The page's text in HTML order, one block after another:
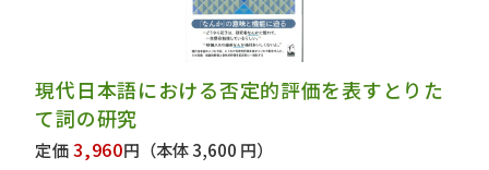
現代日本語における否定的評価を表すとりた
て詞の研究
定価3,960円 （本体 3,600 円）